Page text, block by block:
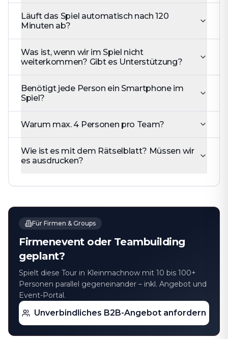
Läuft das Spiel automatisch nach 120
Minuten ab?
Was ist, wenn wir im Spiel nicht
weiterkommen? Gibt es Unterstützung?
Benötigt jede Person ein Smartphone im
Spiel?
Warum max. 4 Personen pro Team?
Wie ist es mit dem Rätselblatt? Müssen wir
es ausdrucken?
Für Firmen & Groups
Firmenevent oder Teambuilding
geplant?
Spielt diese Tour in Kleinmachnow⁠ mit 10 bis 100+
Personen parallel gegeneinander – inkl. Angebot und
Event-Portal.
Unverbindliches B2B-Angebot anfordern